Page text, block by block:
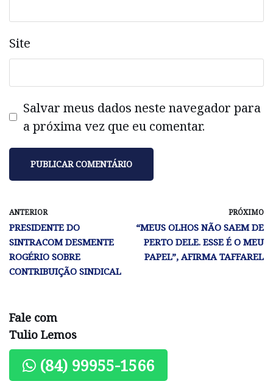
Site
Salvar meus dados neste navegador para
a próxima vez que eu comentar.
ANTERIOR
PRESIDENTE DO
SINTRACOM DESMENTE
ROGÉRIO SOBRE
CONTRIBUIÇÃO SINDICAL
PRÓXIMO
“MEUS OLHOS NÃO SAEM DE
PERTO DELE. ESSE É O MEU
PAPEL”, AFIRMA TAFFAREL
Fale com
Tulio Lemos
(84) 99955-1566